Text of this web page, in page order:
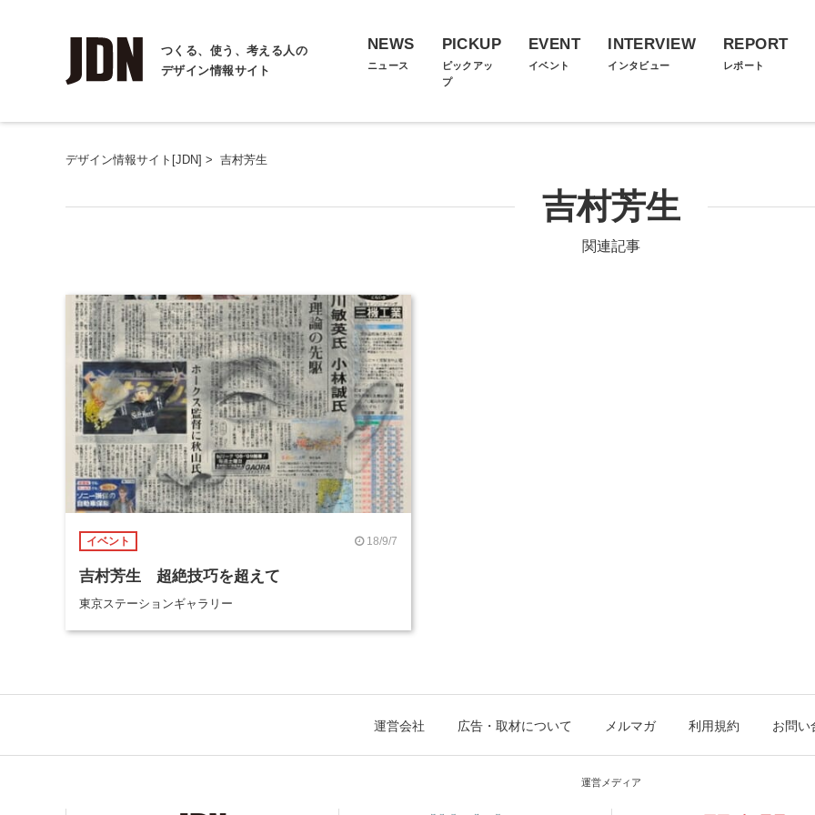
つくる、使う、考える人の
デザイン情報サイト
NEWS
ニュース
PICKUP
ピックアッ
プ
EVENT
イベント
INTERVIEW
インタビュー
REPORT
レポート
デザイン情報サイト[JDN] > 吉村芳生
吉村芳生
関連記事
イベント 18/9/7
吉村芳生 超絶技巧を超えて
東京ステーションギャラリー
運営会社 広告・取材について メルマガ 利用規約 お問い
運営メディア